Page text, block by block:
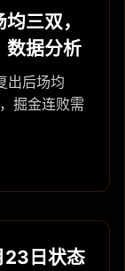
三双，
数据分析
出后场均
掘金连败需
23日状态